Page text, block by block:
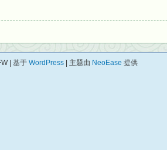
| 基于 WordPress | 主题由 NeoEase 提供